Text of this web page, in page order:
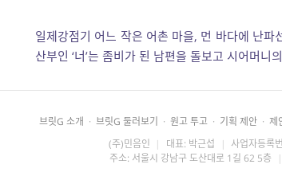
일제강점기 어느 작은 어촌 마을, 먼 바다에 난
산부인 ‘너’는 좀비가 된 남편을 돌보고 시어머
브릿G 소개 · 브릿G 둘러보기 · 원고 투고 · 기획 제안 · 제
(주)민음인 | 대표: 박근섭 | 사업자등록
주소: 서울시 강남구 도산대로 1길 62 5층 |